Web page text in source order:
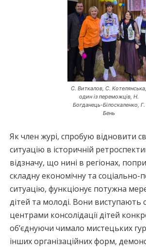
С. Виткалов, С. Котелянська,
один із переможців, Н.
Богданець-Білоскаленко, Г.
Бень
Як член журі, спробую відновити
ситуацію в історичній
відзначу, що нині в регіонах,
складну економічну та соціально-
ситуацію, функціонує потужна
дітей та молоді. Вони виступають
центрами консолідації дітей
об’єднуючи чимало мистецьких
інших організаційних форм,